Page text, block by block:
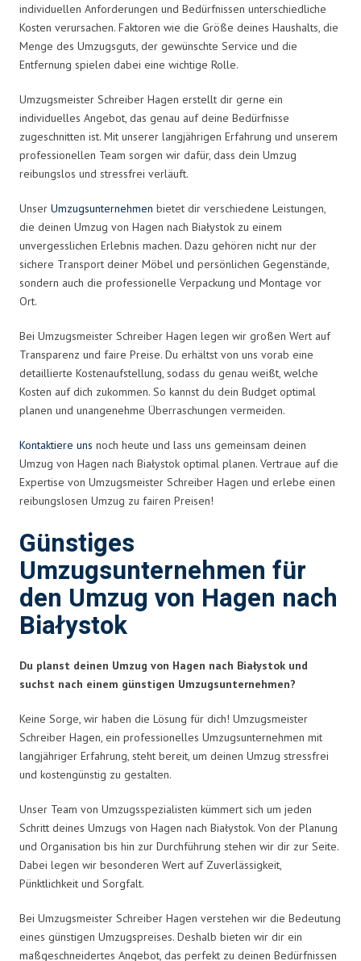
individuellen Anforderungen und Bedürfnissen unterschiedliche
Kosten verursachen. Faktoren wie die Größe deines Haushalts, die
Menge des Umzugsguts, der gewünschte Service und die
Entfernung spielen dabei eine wichtige Rolle.
Umzugsmeister Schreiber Hagen erstellt dir gerne ein
individuelles Angebot, das genau auf deine Bedürfnisse
zugeschnitten ist. Mit unserer langjährigen Erfahrung und unserem
professionellen Team sorgen wir dafür, dass dein Umzug
reibungslos und stressfrei verläuft.
Unser Umzugsunternehmen bietet dir verschiedene Leistungen,
die deinen Umzug von Hagen nach Białystok zu einem
unvergesslichen Erlebnis machen. Dazu gehören nicht nur der
sichere Transport deiner Möbel und persönlichen Gegenstände,
sondern auch die professionelle Verpackung und Montage vor
Ort.
Bei Umzugsmeister Schreiber Hagen legen wir großen Wert auf
Transparenz und faire Preise. Du erhältst von uns vorab eine
detaillierte Kostenaufstellung, sodass du genau weißt, welche
Kosten auf dich zukommen. So kannst du dein Budget optimal
planen und unangenehme Überraschungen vermeiden.
Kontaktiere uns noch heute und lass uns gemeinsam deinen
Umzug von Hagen nach Białystok optimal planen. Vertraue auf die
Expertise von Umzugsmeister Schreiber Hagen und erlebe einen
reibungslosen Umzug zu fairen Preisen!
Günstiges
Umzugsunternehmen für
den Umzug von Hagen nach
Białystok
Du planst deinen Umzug von Hagen nach Białystok und
suchst nach einem günstigen Umzugsunternehmen?
Keine Sorge, wir haben die Lösung für dich! Umzugsmeister
Schreiber Hagen, ein professionelles Umzugsunternehmen mit
langjähriger Erfahrung, steht bereit, um deinen Umzug stressfrei
und kostengünstig zu gestalten.
Unser Team von Umzugsspezialisten kümmert sich um jeden
Schritt deines Umzugs von Hagen nach Białystok. Von der Planung
und Organisation bis hin zur Durchführung stehen wir dir zur Seite.
Dabei legen wir besonderen Wert auf Zuverlässigkeit,
Pünktlichkeit und Sorgfalt.
Bei Umzugsmeister Schreiber Hagen verstehen wir die Bedeutung
eines günstigen Umzugspreises. Deshalb bieten wir dir ein
maßgeschneidertes Angebot, das perfekt zu deinen Bedürfnissen